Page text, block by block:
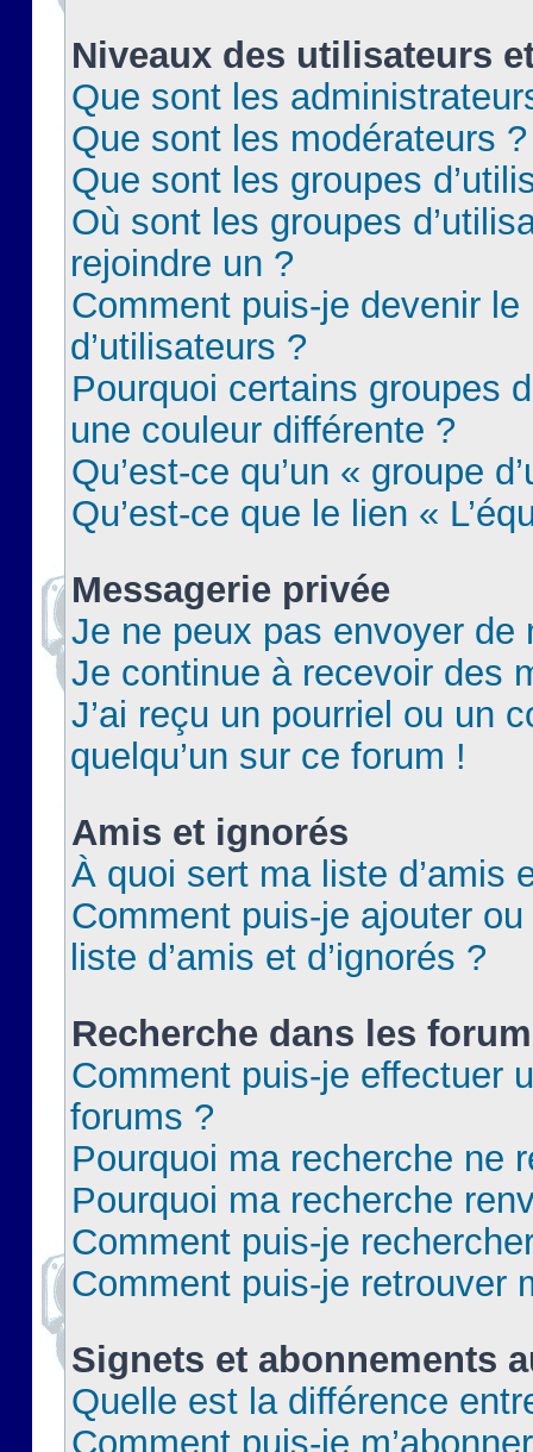
Niveaux des utilisateurs
Que sont les
Que sont les modérateurs ?
Que sont les groupes
Où sont les groupes
rejoindre un ?
Comment puis-je devenir le
d’utilisateurs ?
Pourquoi certains groupes
une couleur différente ?
Qu’est-ce qu’un « groupe
Qu’est-ce que le lien «
Messagerie privée
Je ne peux pas envoyer de
Je continue à recevoir des
J’ai reçu un pourriel ou un
quelqu’un sur ce forum !
Amis et ignorés
À quoi sert ma liste d’amis
Comment puis-je ajouter
liste d’amis et d’ignorés ?
Recherche dans les
Comment puis-je effectuer
forums ?
Pourquoi ma recherche ne
Pourquoi ma recherche
Comment puis-je
Comment puis-je retrouver
Signets et abonnements
Quelle est la différence
Comment puis-je